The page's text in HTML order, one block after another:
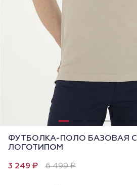
ФУТБОЛКА-ПОЛО БАЗОВАЯ С
ЛОГОТИПОМ
3 249 ₽ 6 499 ₽